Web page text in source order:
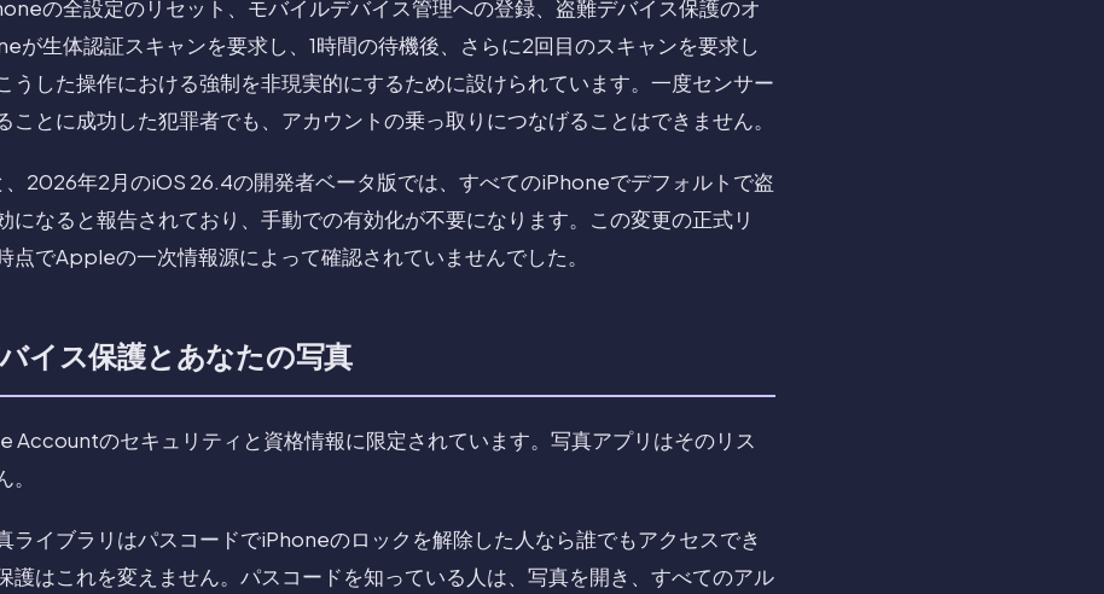
の全設定のリセット、モバイルデバイス管理への登録、盗難デバイス保護のオ
が生体認証スキャンを要求し、1時間の待機後、さらに2回目のスキャンを要求し
うした操作における強制を非現実的にするために設けられています。一度センサー
ことに成功した犯罪者でも、アカウントの乗っ取りにつなげることはできません。
2026年2月のiOS 26.4の開発者ベータ版では、すべてのiPhoneでデフォルトで盗
になると報告されており、手動での有効化が不要になります。この変更の正式リ
点でAppleの一次情報源によって確認されていませんでした。
イス保護とあなたの写真
Accountのセキュリティと資格情報に限定されています。写真アプリはそのリス
ライブラリはパスコードでiPhoneのロックを解除した人なら誰でもアクセスでき
護はこれを変えません。パスコードを知っている人は、写真を開き、すべてのアル